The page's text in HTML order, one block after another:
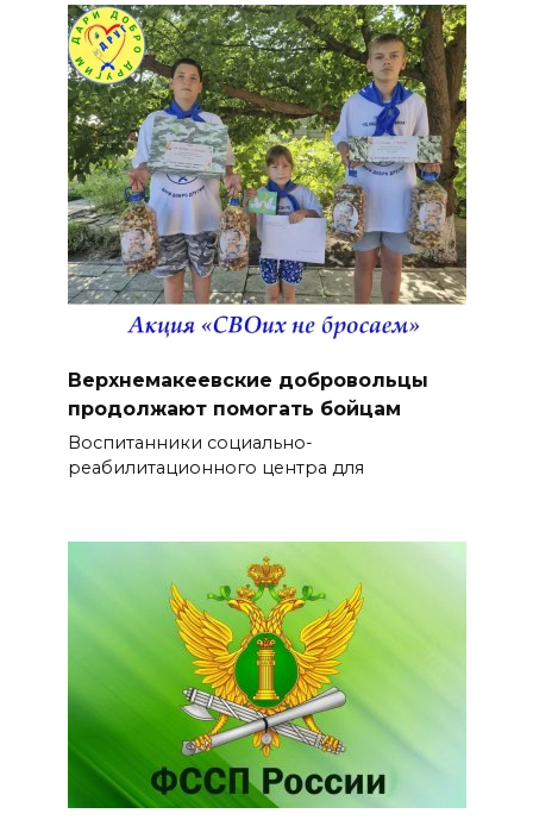
Верхнемакеевские добровольцы
продолжают помогать бойцам
Воспитанники социально-
реабилитационного центра для